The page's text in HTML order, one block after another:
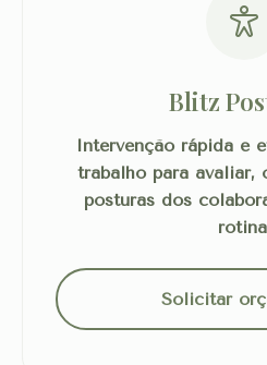
Blitz
Intervenção rápida e
trabalho para avaliar,
posturas dos
Solicitar